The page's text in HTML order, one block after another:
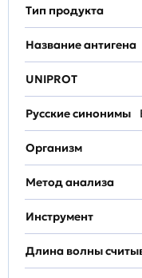
Тип продукта
Название антигена
UNIPROT
Русские синонимы
Организм
Метод анализа
Инструмент
Длина волны